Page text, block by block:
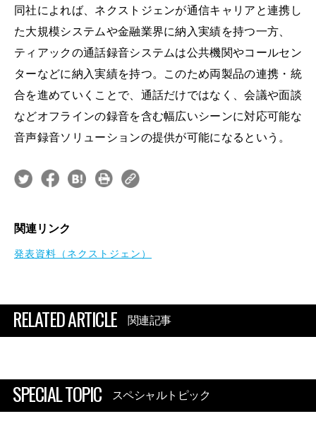
同社によれば、ネクストジェンが通信キャリアと連携し
た大規模システムや金融業界に納入実績を持つ一方、
ティアックの通話録音システムは公共機関やコールセン
ターなどに納入実績を持つ。このため両製品の連携・統
合を進めていくことで、通話だけではなく、会議や面談
などオフラインの録音を含む幅広いシーンに対応可能な
音声録音ソリューションの提供が可能になるという。
関連リンク
発表資料（ネクストジェン）
RELATED ARTICLE 関連記事
SPECIAL TOPIC スペシャルトピック